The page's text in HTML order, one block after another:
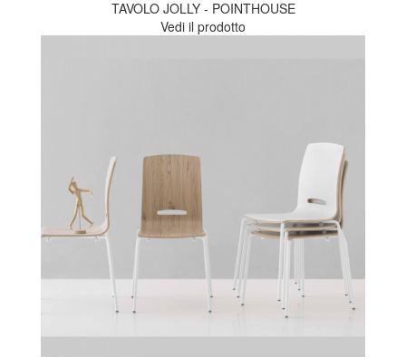
TAVOLO JOLLY - POINTHOUSE
Vedi il prodotto